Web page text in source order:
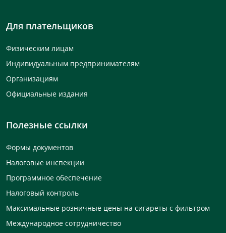
Для плательщиков
Физическим лицам
Индивидуальным предпринимателям
Организациям
Официальные издания
Полезные ссылки
Формы документов
Налоговые инспекции
Программное обеспечение
Налоговый контроль
Максимальные розничные цены на сигареты с фильтром
Международное сотрудничество